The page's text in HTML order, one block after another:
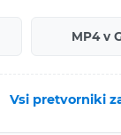
MP4 v
Vsi pretvorniki